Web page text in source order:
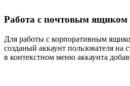
Работа с почтовым ящиком
Для работы с корпоративным
созданый аккаунт пользователя на
в контекстном меню аккаунта